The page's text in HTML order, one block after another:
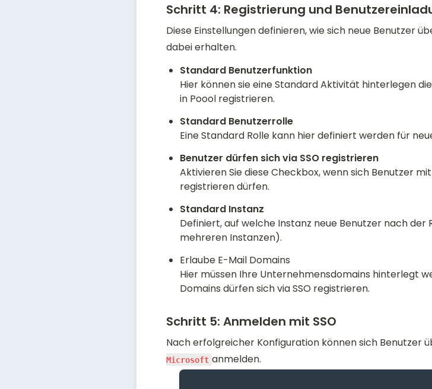
Schritt 4: Registrierung und
Diese Einstellungen definieren, wie sich neue Benutzer
dabei erhalten.
Hier können sie eine Standard Aktivität hinterlegen
in Poool registrieren.
Eine Standard Rolle kann hier definiert werden für
Aktivieren Sie diese Checkbox, wenn sich Benutzer
registrieren dürfen.
Definiert, auf welche Instanz neue Benutzer nach
mehreren Instanzen).
Erlaube E-Mail Domains
Hier müssen Ihre Unternehmensdomains hinterlegt
Domains dürfen sich via SSO registrieren.
Schritt 5: Anmelden mit SSO
Nach erfolgreicher Konfiguration können sich Benutzer
Microsoft